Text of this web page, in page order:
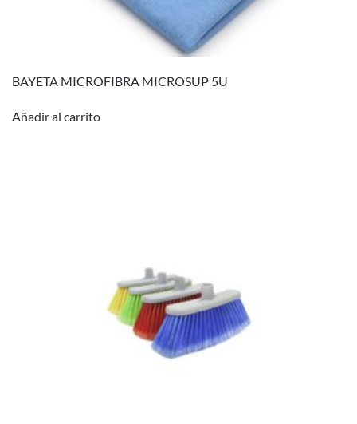
BAYETA MICROFIBRA MICROSUP 5U
Añadir al carrito